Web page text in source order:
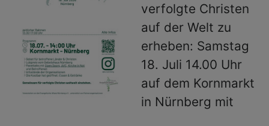
verfolgte Christen
auf der Welt zu
erheben: Samstag
18. Juli 14.00 Uhr
auf dem Kornmarkt
in Nürnberg mit